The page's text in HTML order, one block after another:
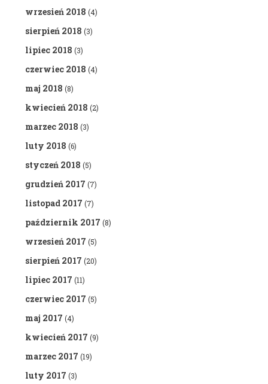
wrzesień 2018 (4)
sierpień 2018 (3)
lipiec 2018 (3)
czerwiec 2018 (4)
maj 2018 (8)
kwiecień 2018 (2)
marzec 2018 (3)
luty 2018 (6)
styczeń 2018 (5)
grudzień 2017 (7)
listopad 2017 (7)
październik 2017 (8)
wrzesień 2017 (5)
sierpień 2017 (20)
lipiec 2017 (11)
czerwiec 2017 (5)
maj 2017 (4)
kwiecień 2017 (9)
marzec 2017 (19)
luty 2017 (3)